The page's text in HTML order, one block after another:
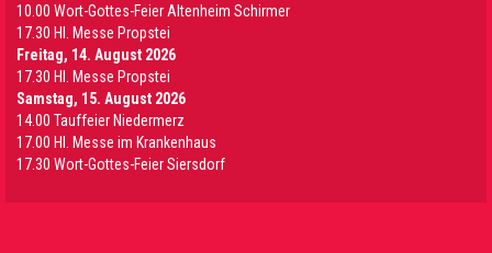
10.00 Wort-Gottes-Feier Altenheim Schirmer
17.30 Hl. Messe Propstei
Freitag, 14. August 2026
17.30 Hl. Messe Propstei
Samstag, 15. August 2026
14.00 Tauffeier Niedermerz
17.00 Hl. Messe im Krankenhaus
17.30 Wort-Gottes-Feier Siersdorf